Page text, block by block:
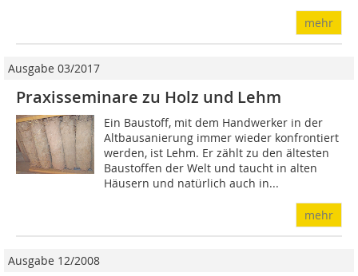
mehr
Ausgabe 03/2017
Praxisseminare zu Holz und Lehm
Ein Baustoff, mit dem Handwerker in der
Altbausanierung immer wieder konfrontiert
werden, ist Lehm. Er zählt zu den ältesten
Baustoffen der Welt und taucht in alten
Häusern und natürlich auch in...
mehr
Ausgabe 12/2008